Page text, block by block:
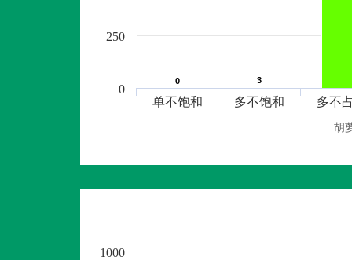
胡
0
0 3
3
单不饱和 多不饱和 多不
0
250
1000